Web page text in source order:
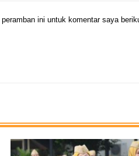
ini untuk komentar saya